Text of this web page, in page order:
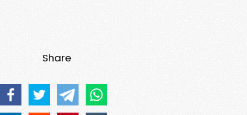
Share